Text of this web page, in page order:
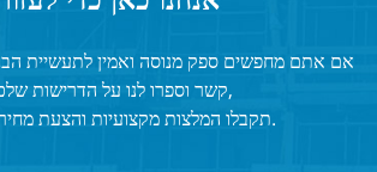
אם אתם מחפשים ספק מנוסה ואמין לתעשיית
קשר וספרו לנו על הדרישות שלכם,
תקבלו המלצות מקצועיות והצעת מחיר מדויקת.